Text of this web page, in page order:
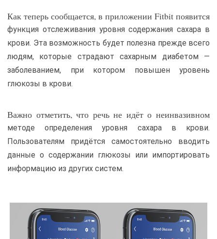
Как теперь сообщается, в приложении Fitbit появится
функция отслеживания уровня содержания сахара в
крови. Эта возможность будет полезна прежде всего
людям, которые страдают сахарным диабетом —
заболеванием, при котором повышен уровень
глюкозы в крови.
Важно отметить, что речь не идёт о неинвазивном
методе определения уровня сахара в крови.
Пользователям придётся самостоятельно вводить
данные о содержании глюкозы или импортировать
информацию из других систем.